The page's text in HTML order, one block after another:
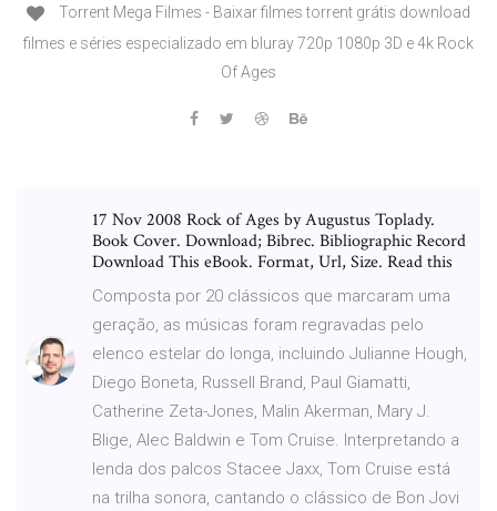
Torrent Mega Filmes - Baixar filmes torrent grátis download
filmes e séries especializado em bluray 720p 1080p 3D e 4k Rock
Of Ages
17 Nov 2008 Rock of Ages by Augustus Toplady.
Book Cover. Download; Bibrec. Bibliographic Record
Download This eBook. Format, Url, Size. Read this
Composta por 20 clássicos que marcaram uma
geração, as músicas foram regravadas pelo
elenco estelar do longa, incluindo Julianne Hough,
Diego Boneta, Russell Brand, Paul Giamatti,
Catherine Zeta-Jones, Malin Akerman, Mary J.
Blige, Alec Baldwin e Tom Cruise. Interpretando a
lenda dos palcos Stacee Jaxx, Tom Cruise está
na trilha sonora, cantando o clássico de Bon Jovi